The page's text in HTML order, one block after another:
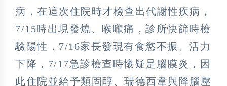
病，在這次住院時才檢查出代謝性疾病，
7/15時出現發燒、喉嚨痛，診所快篩時檢
驗陽性，7/16家長發現有食慾不振、活力
下降，7/17急診檢查時懷疑是腦膜炎，因
此住院並給予類固醇、瑞德西韋與降腦壓